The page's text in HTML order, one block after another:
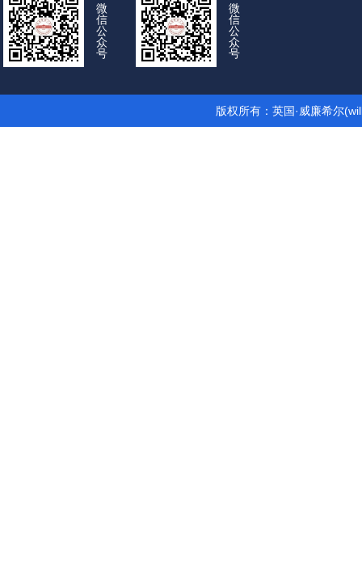
微
信
公
众
号
微
信
公
众
号
版权所有：英国·威廉希尔